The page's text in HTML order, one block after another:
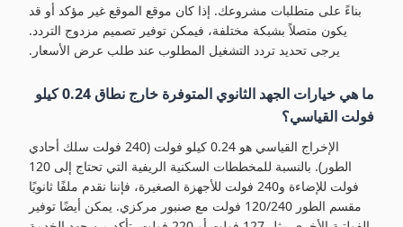
بناءً على متطلبات مشروعك. إذا كان موقع الموقع غير مؤكد أو قد
يكون متصلاً بشبكة مختلفة، فيمكن توفير تصميم مزدوج التردد.
يرجى تحديد تردد التشغيل المطلوب عند طلب عرض الأسعار.
ما هي خيارات الجهد الثانوي المتوفرة خارج نطاق 0.24 كيلو
فولت القياسي؟
الإخراج القياسي هو 0.24 كيلو فولت (240 فولت سلك أحادي
الطور). بالنسبة للمخططات السكنية الريفية التي تحتاج إلى 120
فولت للإضاءة و240 فولت للأجهزة الصغيرة، فإننا نقدم ملفًا ثانويًا
مقسم الطور 120/240 فولت مع صنبور مركزي. يمكن أيضًا توفير